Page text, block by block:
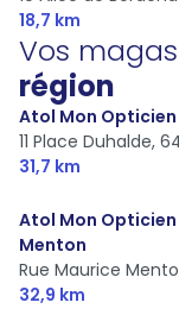
18,7 km
Vos
région
Atol Mon
11 Place Duhalde,
31,7 km
Atol Mon
Menton
Rue Maurice
32,9 km